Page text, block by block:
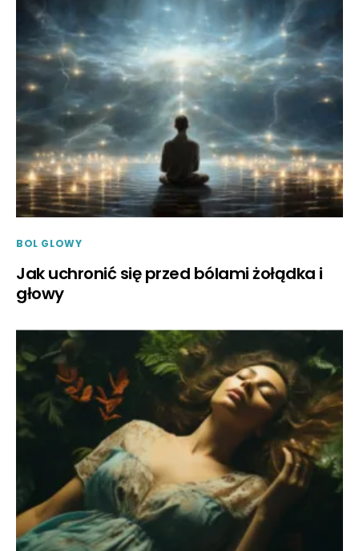
BOL GLOWY
Jak uchronić się przed bólami żołądka i
głowy